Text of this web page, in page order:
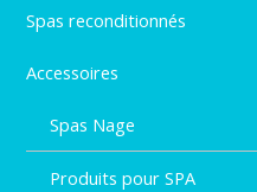
Spas reconditionnés
Accessoires
Spas Nage
Produits pour SPA